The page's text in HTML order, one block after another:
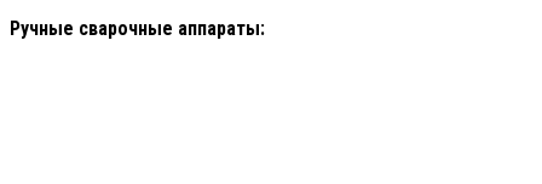
Ручные сварочные аппараты: